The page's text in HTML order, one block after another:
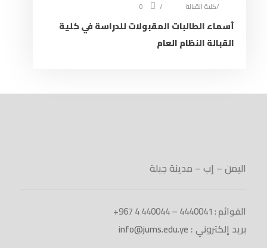
كلية القبالة
0
أسماء الطالبات المقبولات للدراسة في كلية
القبالة النظام العام
اليمن – إب – مدينة جبلة
القوائم : 4440041 – 440044 4 967+
بريد إلكتروني : info@jums.edu.ye